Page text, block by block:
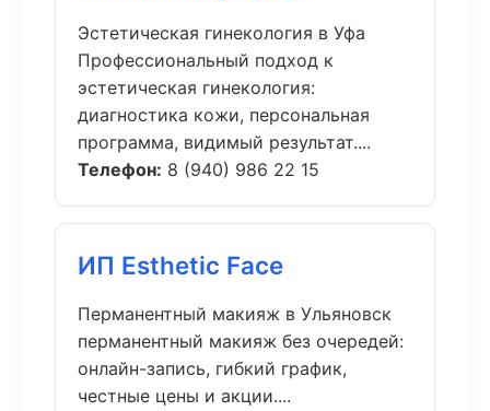
Эстетическая гинекология в Уфа
Профессиональный подход к
эстетическая гинекология:
диагностика кожи, персональная
программа, видимый результат....
Телефон: 8 (940) 986 22 15
ИП Esthetic Face
Перманентный макияж в Ульяновск
перманентный макияж без очередей:
онлайн-запись, гибкий график,
честные цены и акции....